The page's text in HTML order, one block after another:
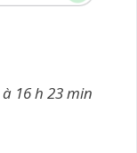
16 h 23 min